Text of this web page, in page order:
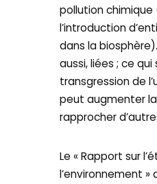
pollution
l’introduction
dans la
aussi, liées ; ce
transgression de
peut augmenter
rapprocher
Le « Rapport sur
l’environnement »